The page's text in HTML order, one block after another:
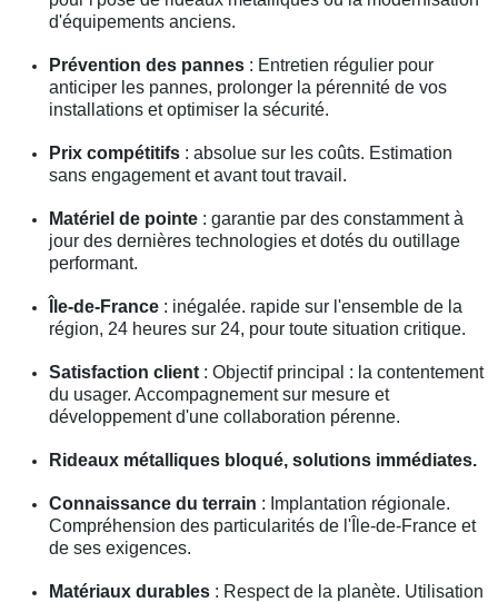
d'équipements anciens.
Prévention des pannes : Entretien régulier pour
anticiper les pannes, prolonger la pérennité de vos
installations et optimiser la sécurité.
Prix compétitifs : absolue sur les coûts. Estimation
sans engagement et avant tout travail.
Matériel de pointe : garantie par des constamment à
jour des dernières technologies et dotés du outillage
performant.
Île-de-France : inégalée. rapide sur l'ensemble de la
région, 24 heures sur 24, pour toute situation critique.
Satisfaction client : Objectif principal : la contentement
du usager. Accompagnement sur mesure et
développement d'une collaboration pérenne.
Rideaux métalliques bloqué, solutions immédiates.
Connaissance du terrain : Implantation régionale.
Compréhension des particularités de l'Île-de-France et
de ses exigences.
Matériaux durables : Respect de la planète. Utilisation